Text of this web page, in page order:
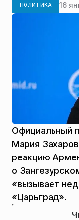
ПОЛИТИКА 16
Официальный
Мария
реакцию
о
«вызывает
«Царьград».